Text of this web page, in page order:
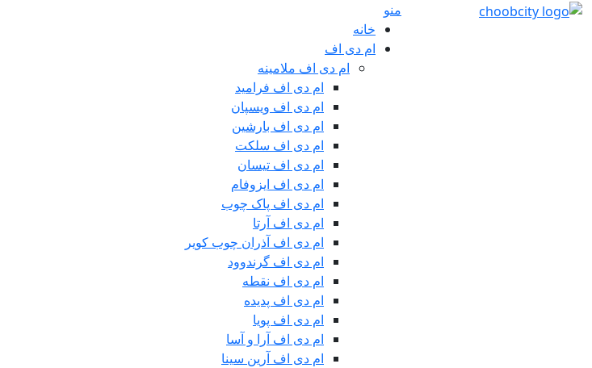
منو
خانه
ام دی اف
ام دی اف ملامینه
ام دی اف فرامید
ام دی اف ویسپان
ام دی اف بارشین
ام دی اف سلکت
ام دی اف تیسان
ام دی اف ایزوفام
ام دی اف پاک چوب
ام دی اف آرتا
ام دی اف آذران چوب کویر
ام دی اف گرندوود
ام دی اف نقطه
ام دی اف پدیده
ام دی اف پویا
ام دی اف آرا و آسا
ام دی اف آرین سینا